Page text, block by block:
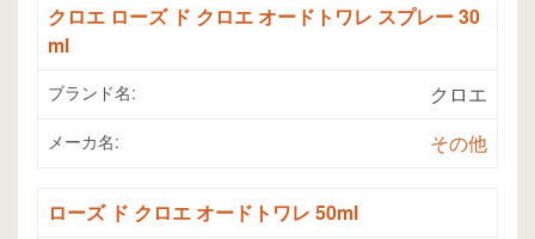
クロエ ローズ ド クロエ オードトワレ スプレー 30
ml
ブランド名: クロエ
メーカ名: その他
ローズ ド クロエ オードトワレ 50ml